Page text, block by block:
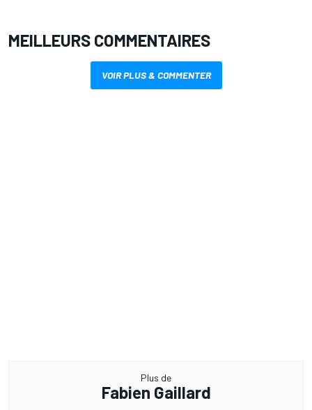
MEILLEURS COMMENTAIRES
VOIR PLUS & COMMENTER
Plus de
Fabien Gaillard